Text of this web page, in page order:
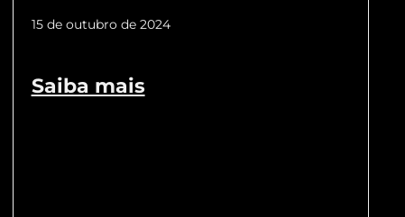
15 de outubro de 2024
Saiba mais